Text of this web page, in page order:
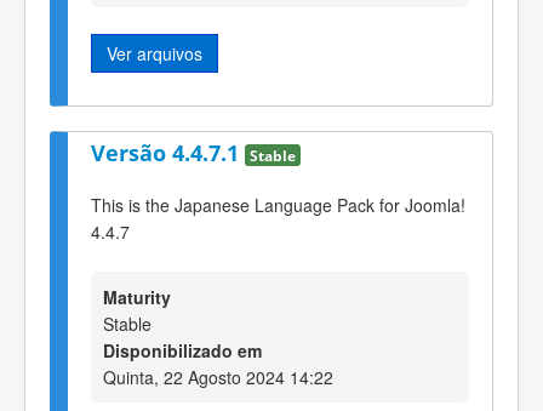
Ver arquivos
Versão 4.4.7.1 Stable
This is the Japanese Language Pack for Joomla!
4.4.7
Maturity
Stable
Disponibilizado em
Quinta, 22 Agosto 2024 14:22